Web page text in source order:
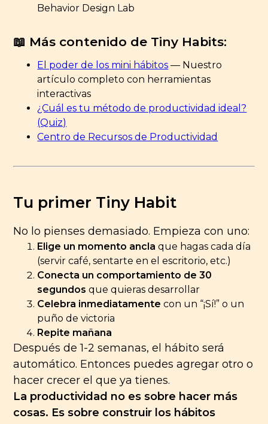
Behavior Design Lab
📖 Más contenido de Tiny Habits:
El poder de los mini hábitos — Nuestro
artículo completo con herramientas
interactivas
¿Cuál es tu método de productividad ideal?
(Quiz)
Centro de Recursos de Productividad
Tu primer Tiny Habit
No lo pienses demasiado. Empieza con uno:
Elige un momento ancla que hagas cada día
(servir café, sentarte en el escritorio, etc.)
Conecta un comportamiento de 30
segundos que quieras desarrollar
Celebra inmediatamente con un “¡Sí!” o un
puño de victoria
Repite mañana
Después de 1-2 semanas, el hábito será
automático. Entonces puedes agregar otro o
hacer crecer el que ya tienes.
La productividad no es sobre hacer más
cosas. Es sobre construir los hábitos